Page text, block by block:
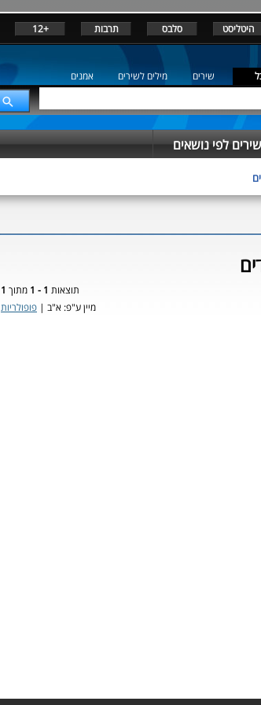
היטליסט סלבס תרבות +12
שירים מילים לשירים אמנים
שירים לפי נושאים
תוצאות 1 - 1 מתוך 1
מיין ע"פ: א"ב | פופולריות